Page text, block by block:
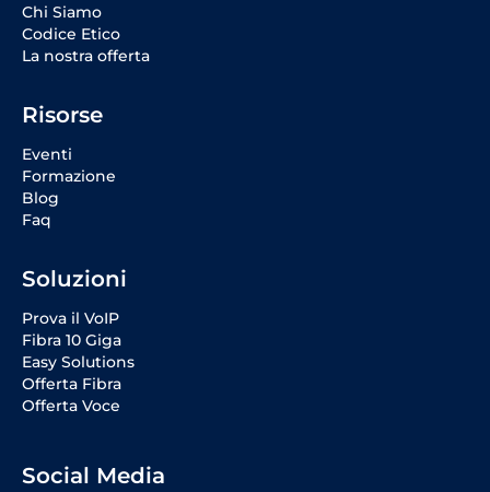
Chi Siamo
Codice Etico
La nostra offerta
Risorse
Eventi
Formazione
Blog
Faq
Soluzioni
Prova il VoIP
Fibra 10 Giga
Easy Solutions
Offerta Fibra
Offerta Voce
Social Media